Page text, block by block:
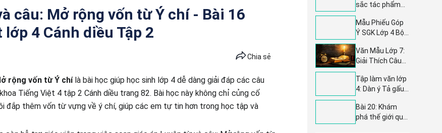
câu: Mở rộng vốn từ Ý chí - Bài 16
4 Cánh diều Tập 2
Chia sẻ
rộng vốn từ Ý chílà bài học giúp học sinh lớp 4 dễ dàng giải đáp các câu
Tiếng Việt 4 tập 2 Cánh diều trang 82. Bài học này không chỉ củng cố
đắp thêm vốn từ vựng về ý chí, giúp các em tự tin hơn trong học tập và
sắc tác phẩm
đời đầu tiên -
Tuyển tập 7 bài
đặc sắc
Mẫu Phiếu Góp
Ý SGK Lớp 4 Bộ
Tạo Năm 2023 -
2024 (11 Môn)
Văn Mẫu Lớp 7:
Giải Thích Câu
Ngọn Đèn Sáng
Bất Diệt Của Trí
2 Dàn Ý & 17 Bài
Văn Mẫu Đặc
Tập làm văn lớp
4: Dàn ý Tả gấu
Hướng dẫn chi
tiết và sáng tạo
Bài 20: Khám
phá thế giới qua